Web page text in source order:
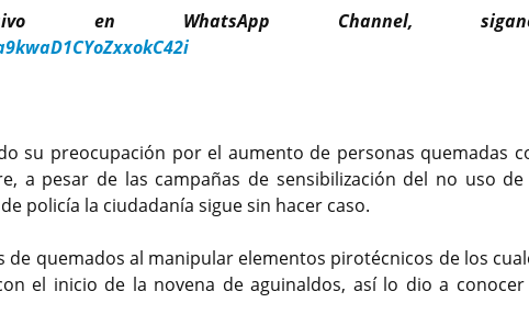
en WhatsApp Channel,
su preocupación por el aumento de personas quemadas
a pesar de las campañas de sensibilización del no uso de
policía la ciudadanía sigue sin hacer caso.
quemados al manipular elementos pirotécnicos de los
el inicio de la novena de aguinaldos, así lo dio a conocer